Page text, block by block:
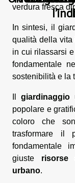
verdura fresca
In sintesi, il
qualità della vita
in cui rilassarsi
fondamentale
sostenibilità e la
giardinaggio
popolare e
coloro che
trasformare il
fondamentale
giuste risorse
urbano.